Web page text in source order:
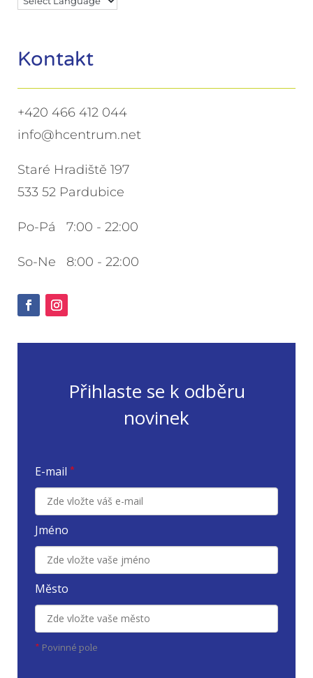
Kontakt
+420 466 412 044
info@hcentrum.net
Staré Hradiště 197
533 52 Pardubice
Po-Pá 7:00 - 22:00
So-Ne 8:00 - 22:00
Přihlaste se k odběru
novinek
E-mail *
Jméno
Město
* Povinné pole